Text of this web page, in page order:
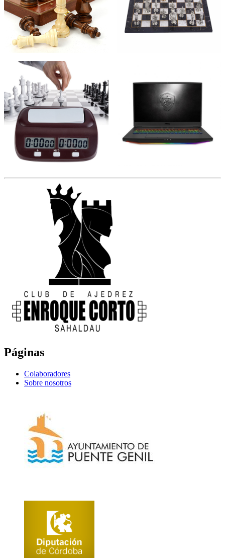
Páginas
Colaboradores
Sobre nosotros